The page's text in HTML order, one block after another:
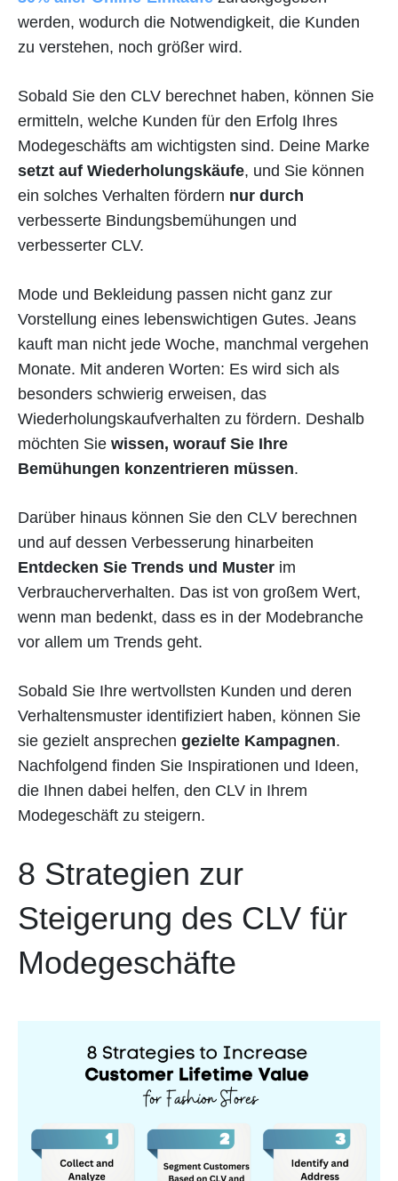
werden, wodurch die Notwendigkeit, die Kunden
zu verstehen, noch größer wird.
Sobald Sie den CLV berechnet haben, können Sie
ermitteln, welche Kunden für den Erfolg Ihres
Modegeschäfts am wichtigsten sind. Deine Marke
setzt auf Wiederholungskäufe, und Sie können
ein solches Verhalten fördern nur durch
verbesserte Bindungsbemühungen und
verbesserter CLV.
Mode und Bekleidung passen nicht ganz zur
Vorstellung eines lebenswichtigen Gutes. Jeans
kauft man nicht jede Woche, manchmal vergehen
Monate. Mit anderen Worten: Es wird sich als
besonders schwierig erweisen, das
Wiederholungskaufverhalten zu fördern. Deshalb
möchten Sie wissen, worauf Sie Ihre
Bemühungen konzentrieren müssen.
Darüber hinaus können Sie den CLV berechnen
und auf dessen Verbesserung hinarbeiten
Entdecken Sie Trends und Muster im
Verbraucherverhalten. Das ist von großem Wert,
wenn man bedenkt, dass es in der Modebranche
vor allem um Trends geht.
Sobald Sie Ihre wertvollsten Kunden und deren
Verhaltensmuster identifiziert haben, können Sie
sie gezielt ansprechen gezielte Kampagnen.
Nachfolgend finden Sie Inspirationen und Ideen,
die Ihnen dabei helfen, den CLV in Ihrem
Modegeschäft zu steigern.
8 Strategien zur
Steigerung des CLV für
Modegeschäfte